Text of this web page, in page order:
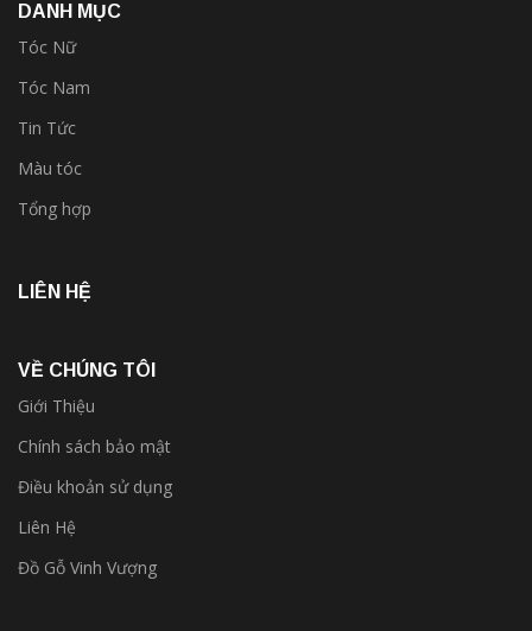
DANH MỤC
Tóc Nữ
Tóc Nam
Tin Tức
Màu tóc
Tổng hợp
LIÊN HỆ
VỀ CHÚNG TÔI
Giới Thiệu
Chính sách bảo mật
Điều khoản sử dụng
Liên Hệ
Đồ Gỗ Vinh Vượng